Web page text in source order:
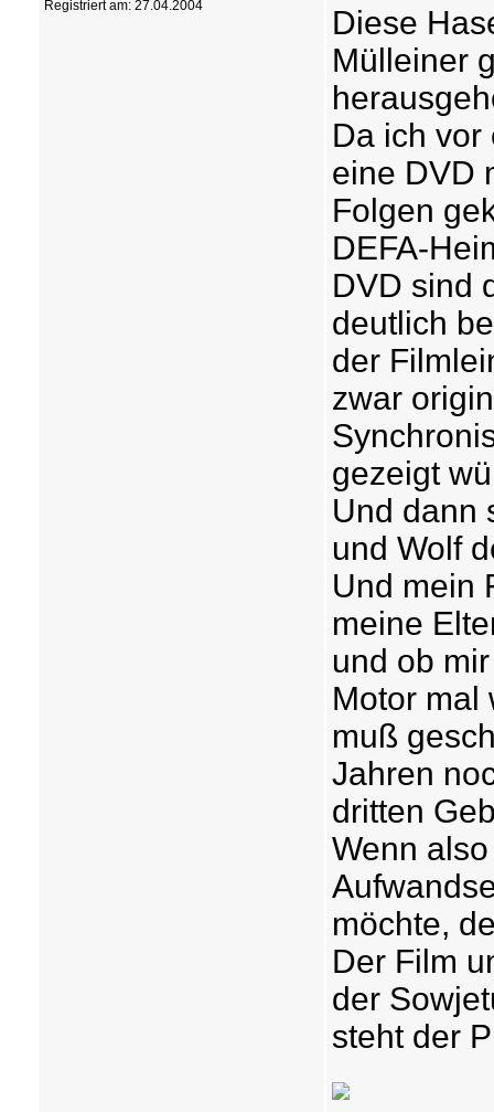
Registriert am: 27.04.2004
Diese
Mülleiner
Da ich vor
eine DVD
Folgen
DEFA-
DVD sind
deutlich
der
zwar
gezeigt
Und dann
und Wolf
Und mein
meine
und ob
Motor mal
muß
Jahren
dritten
Wenn
möchte,
Der Film
der
steht der